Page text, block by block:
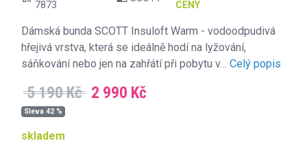
7873
CENY
Dámská bunda SCOTT Insuloft Warm - vodoodpudivá
hřejivá vrstva, která se ideálně hodí na lyžování,
sáňkování nebo jen na zahřátí při pobytu v… Celý popis
5 190 Kč 2 990 Kč
Sleva 42 %
skladem